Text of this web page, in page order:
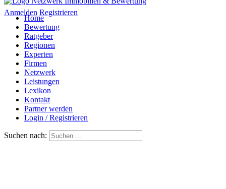
Anmelden Registrieren
Home
Bewertung
Ratgeber
Regionen
Experten
Firmen
Netzwerk
Leistungen
Lexikon
Kontakt
Partner werden
Login / Registrieren
Suchen nach: